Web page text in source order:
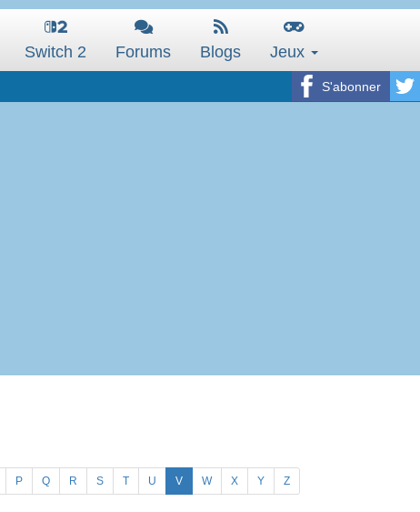
Switch 2 Forums Blogs Jeux
S'abonner
P Q R S T U V W X Y Z